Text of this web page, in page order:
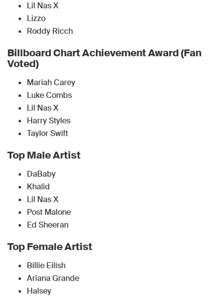
Lil Nas X
Lizzo
Roddy Ricch
Billboard Chart Achievement Award (Fan
Voted)
Mariah Carey
Luke Combs
Lil Nas X
Harry Styles
Taylor Swift
Top Male Artist
DaBaby
Khalid
Lil Nas X
Post Malone
Ed Sheeran
Top Female Artist
Billie Eilish
Ariana Grande
Halsey